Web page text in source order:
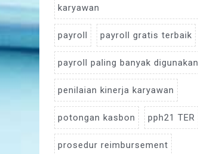
karyawan
payroll payroll gratis terbaik
payroll paling banyak digunakan
penilaian kinerja karyawan
potongan kasbon pph21 TER
prosedur reimbursement